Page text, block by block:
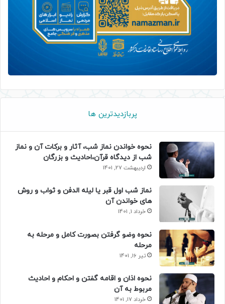
پربازدیدترین ها
نحوه خواندن نماز شب، آثار و برکات آن و نماز
شب از دیدگاه قرآن،احادیث و بزرگان
اردیبهشت 27, 1401
نماز شب اول قبر یا لیله الدفن و ثواب و روش
های خواندن آن
خرداد 1, 1401
نحوه وضو گرفتن بصورت کامل و مرحله به
مرحله
تیر 16, 1401
نحوه اذان و اقامه گفتن و احکام و احادیث
مربوط به آن
خرداد 17, 1401